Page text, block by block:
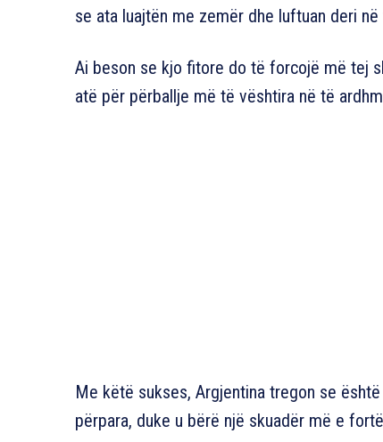
se ata luajtën me zemër dhe luftuan deri
Ai beson se kjo fitore do të forcojë më tej
atë për përballje më të vështira në të
Me këtë sukses, Argjentina tregon se
përpara, duke u bërë një skuadër më e